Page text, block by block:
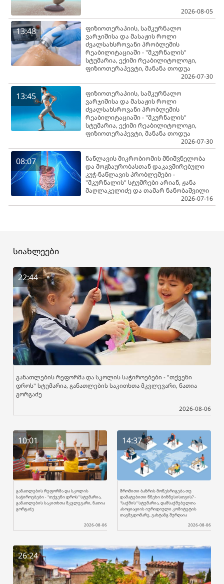
2026-08-05
13:48
ფიზიოთერაპიის, სამკურნალო
ვარჯიშისა და მასაჟის როლი
ძვალსახსროვანი პრობლემის
რეაბილიტაციაში - "მკურნალის"
სტუმარია, ექიმი რეაბილიტოლოგი,
ფიზიოთერაპევტი, მანანა თოდუა
2026-07-30
13:45
ფიზიოთერაპიის, სამკურნალო
ვარჯიშისა და მასაჟის როლი
ძვალსახსროვანი პრობლემის
რეაბილიტაციაში - "მკურნალის"
სტუმარია, ექიმი რეაბილიტოლოგი,
ფიზიოთერაპევტი, მანანა თოდუა
2026-07-30
08:07
ნაწლავის მიკრობიომის მნიშვნელობა
და მოგზაურობასთან დაკავშირებული
კუჭ-ნაწლავის პრობლემები -
"მკურნალის" სტუმრები არიან, ჟანა
მაღლაკელიძე და თამარ ნანობაშვილი
2026-07-16
სიახლეები
22:44
განათლების რეფორმა და სკოლის საჭიროებები - "თქვენი
დროს" სტუმარია, განათლების საკითხთა მკვლევარი, ნათია
გორგაძე
2026-08-06
10:01
განათლების რეფორმა და სკოლის
საჭიროებები - "თქვენი დროს" სტუმარია,
განათლების საკითხთა მკვლევარი, ნათია
გორგაძე
2026-08-06
14:37
შრომითი ბაზრის მოწესრიგება თუ
დამატებითი წნეხი ბიზნესისთვის? -
"საქმის" სტუმარია, დამსაქმებელთა
ასოციაციის იურიდიული კომიტეტის
თავმჯდომარე, ვახტანგ შურღაია
2026-08-06
26:24